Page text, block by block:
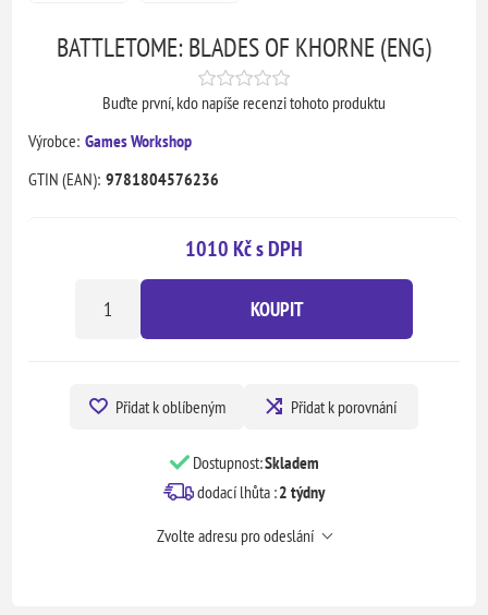
BATTLETOME: BLADES OF KHORNE (ENG)
Buďte první, kdo napíše recenzi tohoto produktu
Výrobce: Games Workshop
GTIN (EAN): 9781804576236
1010 Kč s DPH
KOUPIT
Přidat k oblíbeným Přidat k porovnání
Dostupnost:Skladem
dodací lhůta :2 týdny
Zvolte adresu pro odeslání